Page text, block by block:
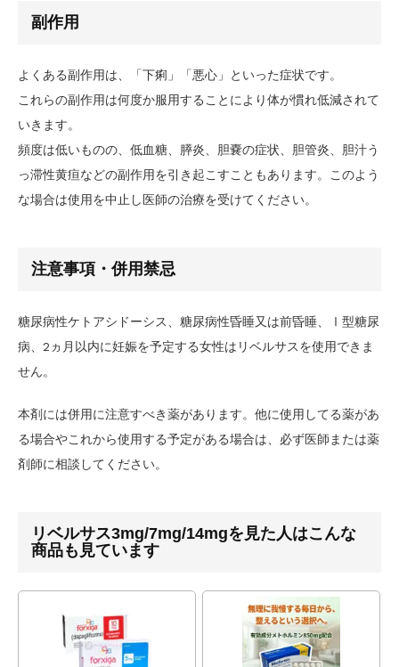
副作用
よくある副作用は、「下痢」「悪心」といった症状です。
これらの副作用は何度か服用することにより体が慣れ低減されて
いきます。
頻度は低いものの、低血糖、膵炎、胆嚢の症状、胆管炎、胆汁う
っ滞性黄疸などの副作用を引き起こすこともあります。このよう
な場合は使用を中止し医師の治療を受けてください。
注意事項・併用禁忌
糖尿病性ケトアシドーシス、糖尿病性昏睡又は前昏睡、Ⅰ型糖尿
病、2ヵ月以内に妊娠を予定する女性はリベルサスを使用できま
せん。
本剤には併用に注意すべき薬があります。他に使用してる薬があ
る場合やこれから使用する予定がある場合は、必ず医師または薬
剤師に相談してください。
リベルサス3mg/7mg/14mgを見た人はこんな
商品も見ています